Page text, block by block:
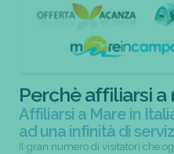
Perchè affiliarsi
Affiliarsi a Mare in
ad una infinità di
Il gran numero di visitatori che